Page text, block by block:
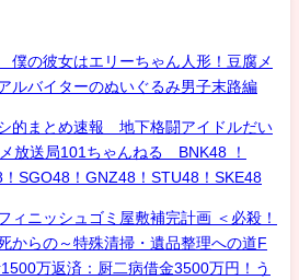
の彼女はエリーちゃん人形！豆腐メ
ルバイターのぬいぐるみ男子末路編
的まとめ速報 地下格闘アイドルだい
放送局101ちゃんねる BNK48 ！
SGO48！GNZ48！STU48！SKE48
ィニッシュゴミ屋敷補完計画 ＜必殺！
からの～特殊清掃・遺品整理への道F
万返済：厨二病借金3500万円！う